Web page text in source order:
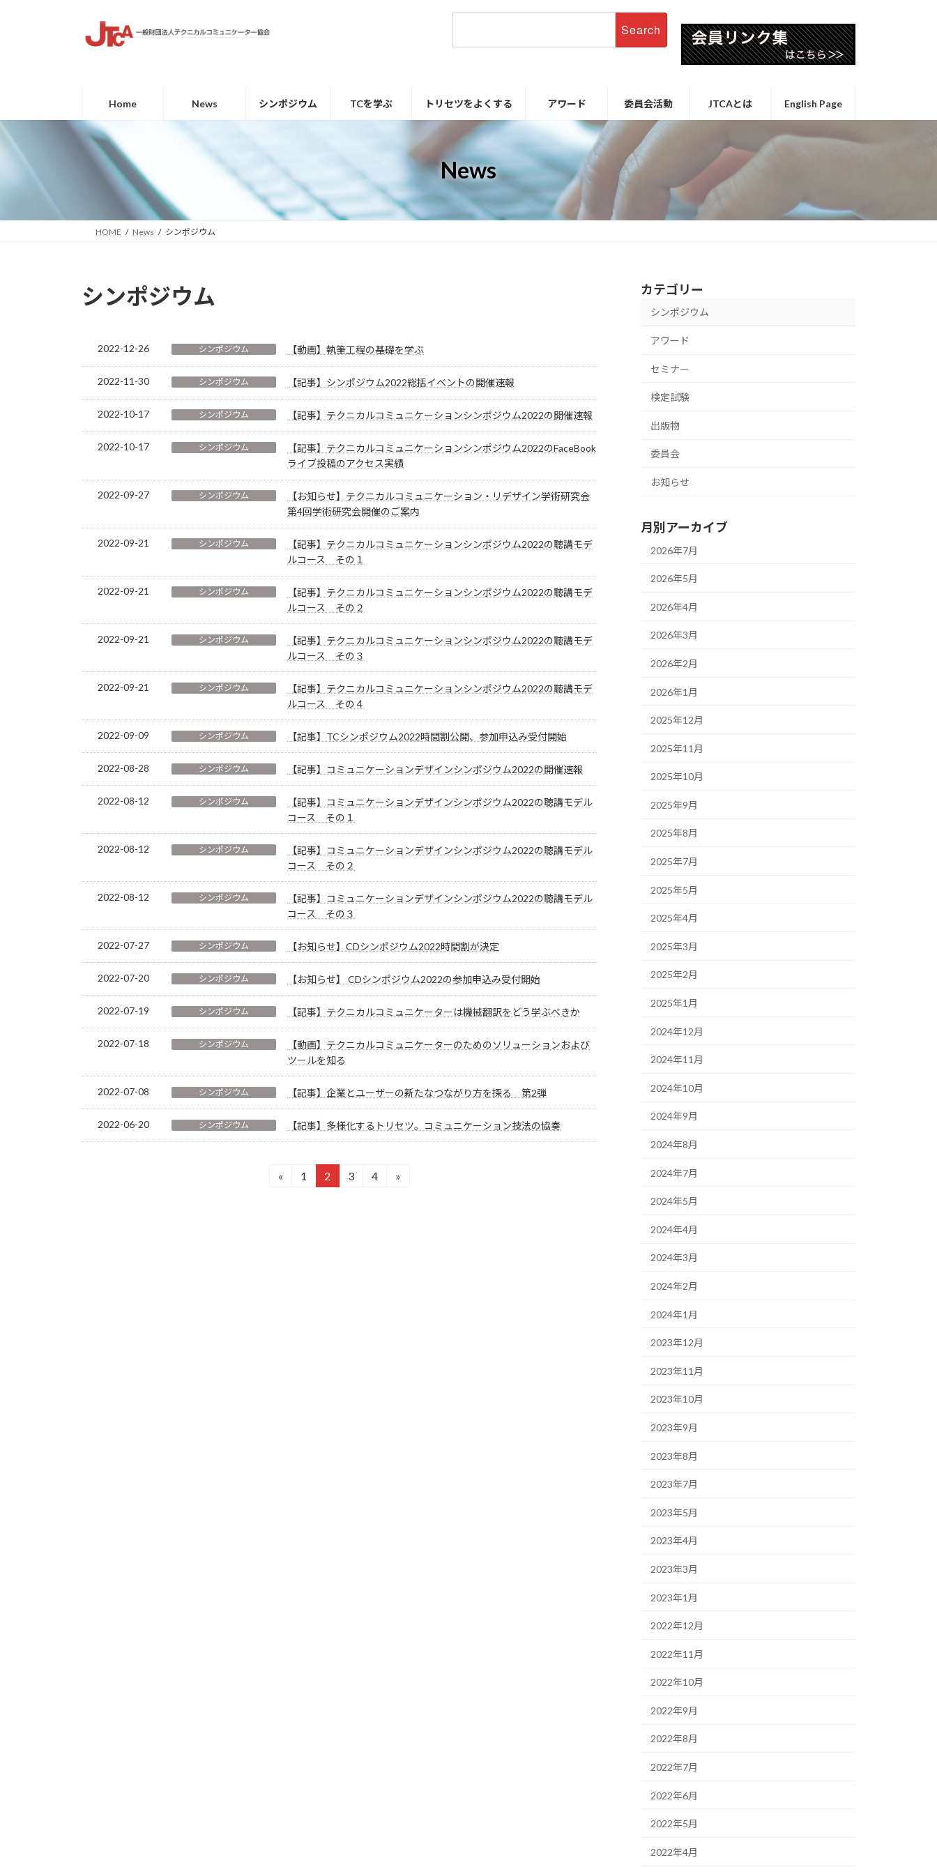
キ
に
Search
Home News シンポジウム TCを学ぶ トリセツをよくする アワード 委員会活動 JTCAとは English Page
News
HOME News シンポジウム
シンポジウム
2022-12-26 シンポジウム 【動画】執筆工程の基礎を学ぶ
2022-11-30 シンポジウム 【記事】シンポジウム2022総括イベントの開催速報
2022-10-17 シンポジウム 【記事】テクニカルコミュニケーションシンポジウム2022の開催速報
2022-10-17 シンポジウム
【記事】テクニカルコミュニケーションシンポジウム2022のFaceBook
ライブ投稿のアクセス実績
2022-09-27 シンポジウム
【お知らせ】テクニカルコミュニケーション・リデザイン学術研究会
第4回学術研究会開催のご案内
2022-09-21 シンポジウム
【記事】テクニカルコミュニケーションシンポジウム2022の聴講モデ
ルコース その１
2022-09-21 シンポジウム
【記事】テクニカルコミュニケーションシンポジウム2022の聴講モデ
ルコース その２
2022-09-21 シンポジウム
【記事】テクニカルコミュニケーションシンポジウム2022の聴講モデ
ルコース その３
2022-09-21 シンポジウム
【記事】テクニカルコミュニケーションシンポジウム2022の聴講モデ
ルコース その４
2022-09-09 シンポジウム 【記事】TCシンポジウム2022時間割公開、参加申込み受付開始
2022-08-28 シンポジウム 【記事】コミュニケーションデザインシンポジウム2022の開催速報
2022-08-12 シンポジウム
【記事】コミュニケーションデザインシンポジウム2022の聴講モデル
コース その１
2022-08-12 シンポジウム
【記事】コミュニケーションデザインシンポジウム2022の聴講モデル
コース その２
2022-08-12 シンポジウム
【記事】コミュニケーションデザインシンポジウム2022の聴講モデル
コース その３
2022-07-27 シンポジウム 【お知らせ】CDシンポジウム2022時間割が決定
2022-07-20 シンポジウム 【お知らせ】 CDシンポジウム2022の参加申込み受付開始
2022-07-19 シンポジウム 【記事】テクニカルコミュニケーターは機械翻訳をどう学ぶべきか
2022-07-18 シンポジウム
【動画】テクニカルコミュニケーターのためのソリューションおよび
ツールを知る
2022-07-08 シンポジウム 【記事】企業とユーザーの新たなつながり方を探る 第2弾
2022-06-20 シンポジウム 【記事】多様化するトリセツ。コミュニケーション技法の協奏
«
固
1
固
2
固
3
固
4 »
カテゴリー
シンポジウム
アワード
セミナー
検定試験
出版物
委員会
お知らせ
月別アーカイブ
2026年7月
2026年5月
2026年4月
2026年3月
2026年2月
2026年1月
2025年12月
2025年11月
2025年10月
2025年9月
2025年8月
2025年7月
2025年5月
2025年4月
2025年3月
2025年2月
2025年1月
2024年12月
2024年11月
2024年10月
2024年9月
2024年8月
2024年7月
2024年5月
2024年4月
2024年3月
2024年2月
2024年1月
2023年12月
2023年11月
2023年10月
2023年9月
2023年8月
2023年7月
2023年5月
2023年4月
2023年3月
2023年1月
2022年12月
2022年11月
2022年10月
2022年9月
2022年8月
2022年7月
2022年6月
2022年5月
2022年4月